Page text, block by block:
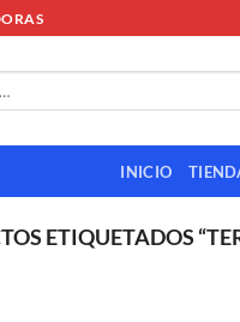
INICIO
ETIQUETADOS